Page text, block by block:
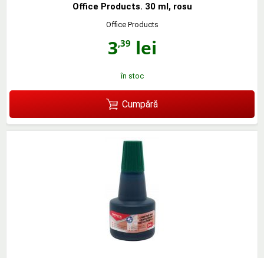
Office Products. 30 ml, rosu
Office Products
3,39 lei
în stoc
Cumpără